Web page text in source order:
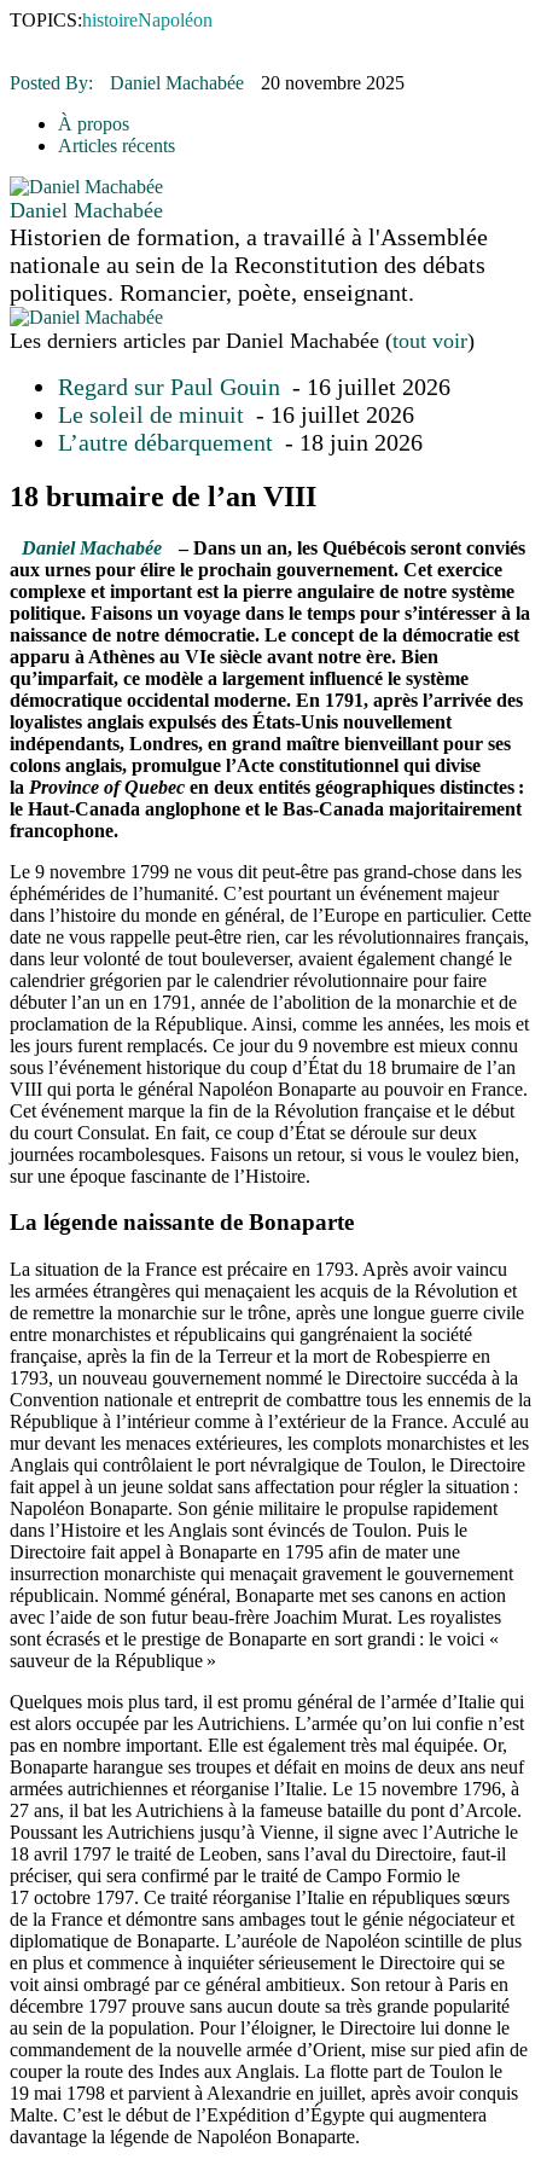
16 juillet 2026 | CULTURE
16 juillet 2026 | COMMUNAUTAIRE
TOPICS:histoireNapoléon
Posted By: Daniel Machabée
20 novembre 2025
À propos
Articles récents
Daniel Machabée
Historien de formation, a travaillé à l'Assemblée
nationale au sein de la Reconstitution des débats
politiques. Romancier, poète, enseignant.
Les derniers articles par Daniel Machabée (tout voir)
Regard sur Paul Gouin - 16 juillet 2026
Le soleil de minuit - 16 juillet 2026
L’autre débarquement - 18 juin 2026
18 brumaire de l’an VIII
Daniel Machabée
– Dans un an, les Québécois seront conviés
aux urnes pour élire le prochain gouvernement. Cet exercice
complexe et important est la pierre angulaire de notre système
politique. Faisons un voyage dans le temps pour s’intéresser à la
naissance de notre démocratie. Le concept de la démocratie est
apparu à Athènes au VIe siècle avant notre ère. Bien
qu’imparfait, ce modèle a largement influencé le système
démocratique occidental moderne. En 1791, après l’arrivée des
loyalistes anglais expulsés des États-Unis nouvellement
indépendants, Londres, en grand maître bienveillant pour ses
colons anglais, promulgue l’Acte constitutionnel qui divise
la Province of Quebec en deux entités géographiques distinctes :
le Haut-Canada anglophone et le Bas-Canada majoritairement
francophone.
Le 9 novembre 1799 ne vous dit peut-être pas grand-chose dans les
éphémérides de l’humanité. C’est pourtant un événement majeur
dans l’histoire du monde en général, de l’Europe en particulier. Cette
date ne vous rappelle peut-être rien, car les révolutionnaires français,
dans leur volonté de tout bouleverser, avaient également changé le
calendrier grégorien par le calendrier révolutionnaire pour faire
débuter l’an un en 1791, année de l’abolition de la monarchie et de
proclamation de la République. Ainsi, comme les années, les mois et
les jours furent remplacés. Ce jour du 9 novembre est mieux connu
sous l’événement historique du coup d’État du 18 brumaire de l’an
VIII qui porta le général Napoléon Bonaparte au pouvoir en France.
Cet événement marque la fin de la Révolution française et le début
du court Consulat. En fait, ce coup d’État se déroule sur deux
journées rocambolesques. Faisons un retour, si vous le voulez bien,
sur une époque fascinante de l’Histoire.
La légende naissante de Bonaparte
La situation de la France est précaire en 1793. Après avoir vaincu
les armées étrangères qui menaçaient les acquis de la Révolution et
de remettre la monarchie sur le trône, après une longue guerre civile
entre monarchistes et républicains qui gangrénaient la société
française, après la fin de la Terreur et la mort de Robespierre en
1793, un nouveau gouvernement nommé le Directoire succéda à la
Convention nationale et entreprit de combattre tous les ennemis de la
République à l’intérieur comme à l’extérieur de la France. Acculé au
mur devant les menaces extérieures, les complots monarchistes et les
Anglais qui contrôlaient le port névralgique de Toulon, le Directoire
fait appel à un jeune soldat sans affectation pour régler la situation :
Napoléon Bonaparte. Son génie militaire le propulse rapidement
dans l’Histoire et les Anglais sont évincés de Toulon. Puis le
Directoire fait appel à Bonaparte en 1795 afin de mater une
insurrection monarchiste qui menaçait gravement le gouvernement
républicain. Nommé général, Bonaparte met ses canons en action
avec l’aide de son futur beau-frère Joachim Murat. Les royalistes
sont écrasés et le prestige de Bonaparte en sort grandi : le voici «
sauveur de la République »
Quelques mois plus tard, il est promu général de l’armée d’Italie qui
est alors occupée par les Autrichiens. L’armée qu’on lui confie n’est
pas en nombre important. Elle est également très mal équipée. Or,
Bonaparte harangue ses troupes et défait en moins de deux ans neuf
armées autrichiennes et réorganise l’Italie. Le 15 novembre 1796, à
27 ans, il bat les Autrichiens à la fameuse bataille du pont d’Arcole.
Poussant les Autrichiens jusqu’à Vienne, il signe avec l’Autriche le
18 avril 1797 le traité de Leoben, sans l’aval du Directoire, faut-il
préciser, qui sera confirmé par le traité de Campo Formio le
17 octobre 1797. Ce traité réorganise l’Italie en républiques sœurs
de la France et démontre sans ambages tout le génie négociateur et
diplomatique de Bonaparte. L’auréole de Napoléon scintille de plus
en plus et commence à inquiéter sérieusement le Directoire qui se
voit ainsi ombragé par ce général ambitieux. Son retour à Paris en
décembre 1797 prouve sans aucun doute sa très grande popularité
au sein de la population. Pour l’éloigner, le Directoire lui donne le
commandement de la nouvelle armée d’Orient, mise sur pied afin de
couper la route des Indes aux Anglais. La flotte part de Toulon le
19 mai 1798 et parvient à Alexandrie en juillet, après avoir conquis
Malte. C’est le début de l’Expédition d’Égypte qui augmentera
davantage la légende de Napoléon Bonaparte.